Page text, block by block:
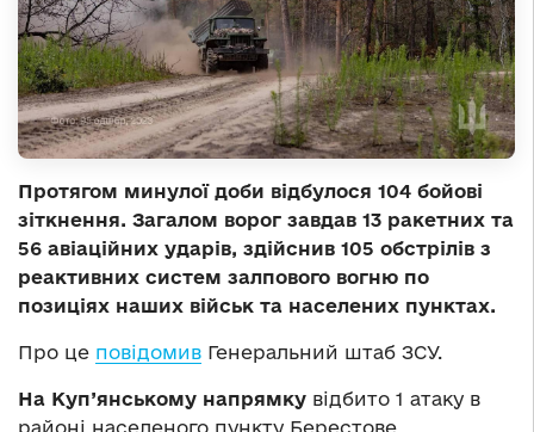
Протягом минулої доби відбулося 104 бойові
зіткнення. Загалом ворог завдав 13 ракетних та
56 авіаційних ударів, здійснив 105 обстрілів з
реактивних систем залпового вогню по
позиціях наших військ та населених пунктах.
Про це повідомив Генеральний штаб ЗСУ.
На Куп’янському напрямку відбито 1 атаку в
районі населеного пункту Берестове